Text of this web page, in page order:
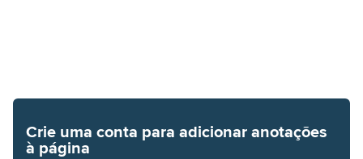
Crie uma conta para adicionar anotações
à página